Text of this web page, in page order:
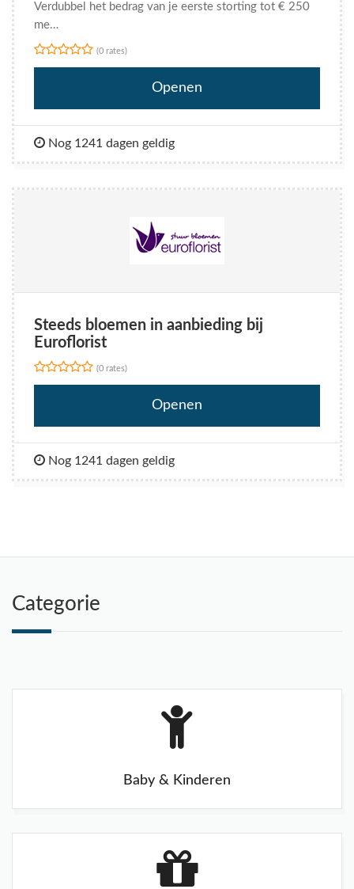
Verdubbel het bedrag van je eerste storting tot € 250
me…
(0 rates)
Openen
Nog 1241 dagen geldig
Steeds bloemen in aanbieding bij
Euroflorist
(0 rates)
Openen
Nog 1241 dagen geldig
Categorie
Baby & Kinderen